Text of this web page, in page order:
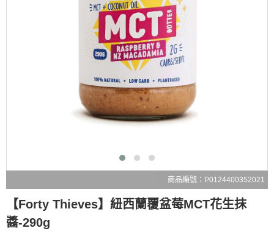
商品編號：P0124400352021
【Forty Thieves】紐西蘭覆盆莓MCT花生抹
醬-290g